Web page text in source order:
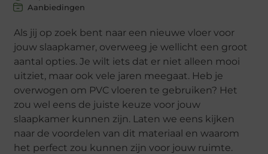
Aanbiedingen
Als jij op zoek bent naar een nieuwe vloer voor
jouw slaapkamer, overweeg je wellicht een groot
aantal opties. Je wilt iets dat er niet alleen mooi
uitziet, maar ook vele jaren meegaat. Heb je
overwogen om PVC vloeren te gebruiken? Het
zou wel eens de juiste keuze voor jouw
slaapkamer kunnen zijn. Laten we eens kijken
naar de voordelen van dit materiaal en waarom
het perfect zou kunnen zijn voor jouw ruimte.